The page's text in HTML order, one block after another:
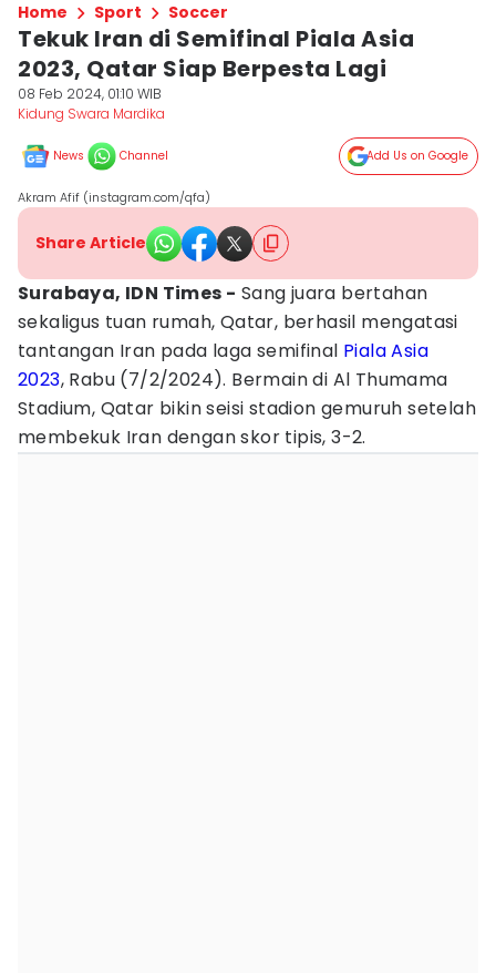
Home Sport Soccer
Tekuk Iran di Semifinal Piala Asia
2023, Qatar Siap Berpesta Lagi
08 Feb 2024, 01:10 WIB
Kidung Swara Mardika
News Channel Add Us on Google
Akram Afif (instagram.com/qfa)
Share Article
Surabaya, IDN Times - Sang juara bertahan
sekaligus tuan rumah, Qatar, berhasil mengatasi
tantangan Iran pada laga semifinal Piala Asia
2023, Rabu (7/2/2024). Bermain di Al Thumama
Stadium, Qatar bikin seisi stadion gemuruh setelah
membekuk Iran dengan skor tipis, 3-2.